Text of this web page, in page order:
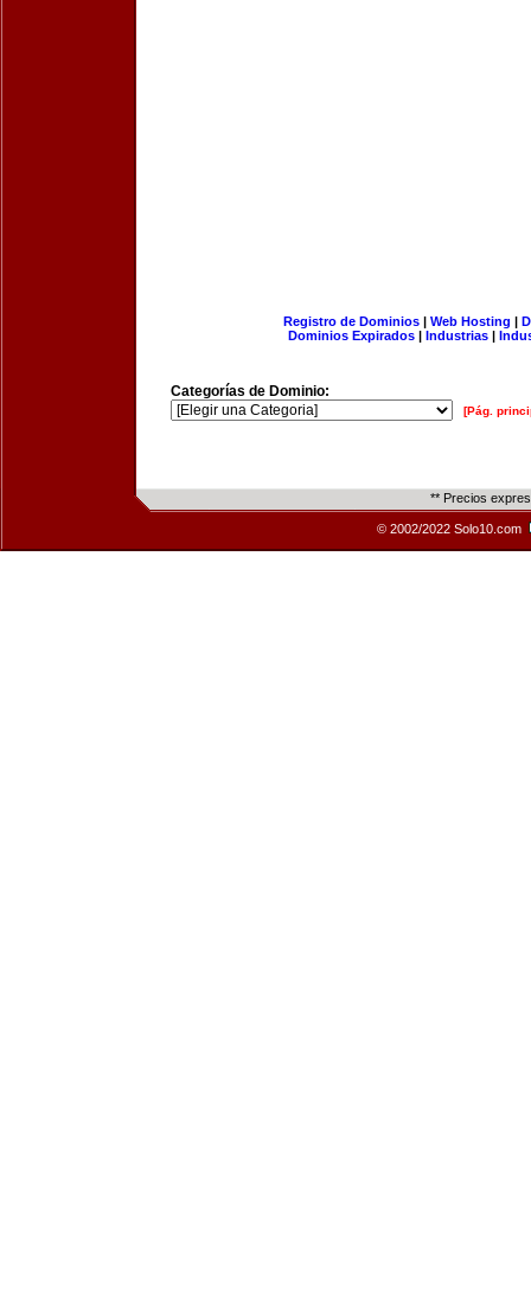
Registro de Dominios| Web Hosting |
Dominios Expirados | Industrias |
Categorías de Dominio:
[Pág.
** Precios
© 2002/2022 Solo10.com